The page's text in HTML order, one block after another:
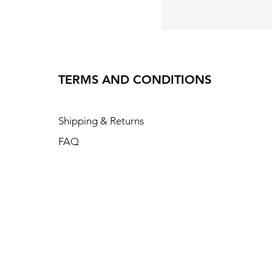
TERMS AND CONDITIONS
Shipping & Returns
FAQ